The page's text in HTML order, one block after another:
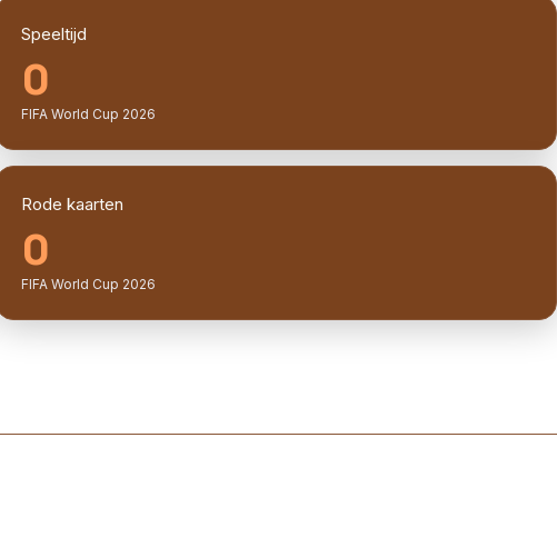
Speeltijd
0
FIFA World Cup 2026
Rode kaarten
0
FIFA World Cup 2026